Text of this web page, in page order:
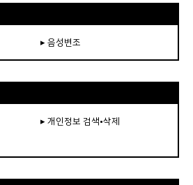
▸ 음성변조
▸ 개인정보 검색•삭제